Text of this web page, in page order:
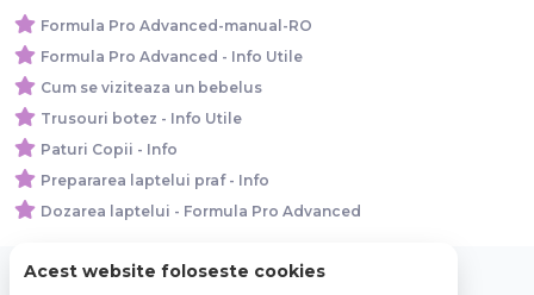
Formula Pro Advanced-manual-RO
Formula Pro Advanced - Info Utile
Cum se viziteaza un bebelus
Trusouri botez - Info Utile
Paturi Copii - Info
Prepararea laptelui praf - Info
Dozarea laptelui - Formula Pro Advanced
Acest website foloseste cookies